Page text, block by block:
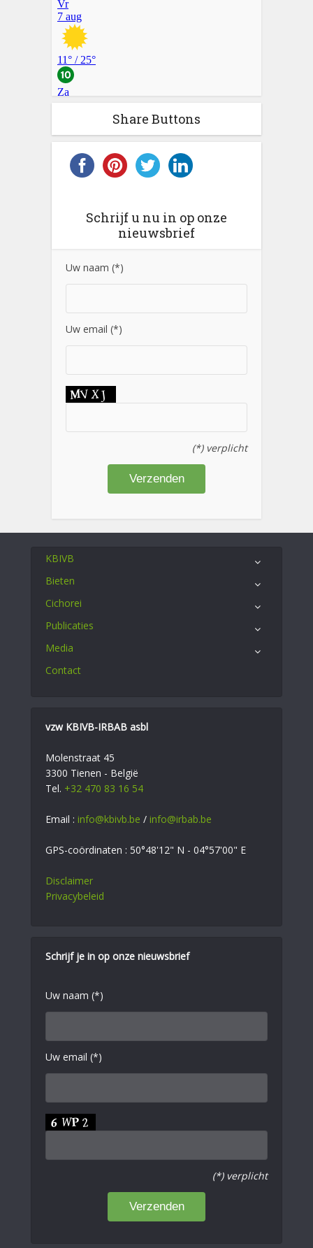
Share Buttons
Schrijf u nu in op onze
nieuwsbrief
Uw naam (*)
Uw email (*)
(*) verplicht
KBIVB
Bieten
Cichorei
Publicaties
Media
Contact
vzw KBIVB-IRBAB asbl
Molenstraat 45
3300 Tienen - België
Tel. +32 470 83 16 54
Email : info@kbivb.be / info@irbab.be
GPS-coördinaten : 50°48'12" N - 04°57'00" E
Disclaimer
Privacybeleid
Schrijf je in op onze nieuwsbrief
Uw naam (*)
Uw email (*)
(*) verplicht